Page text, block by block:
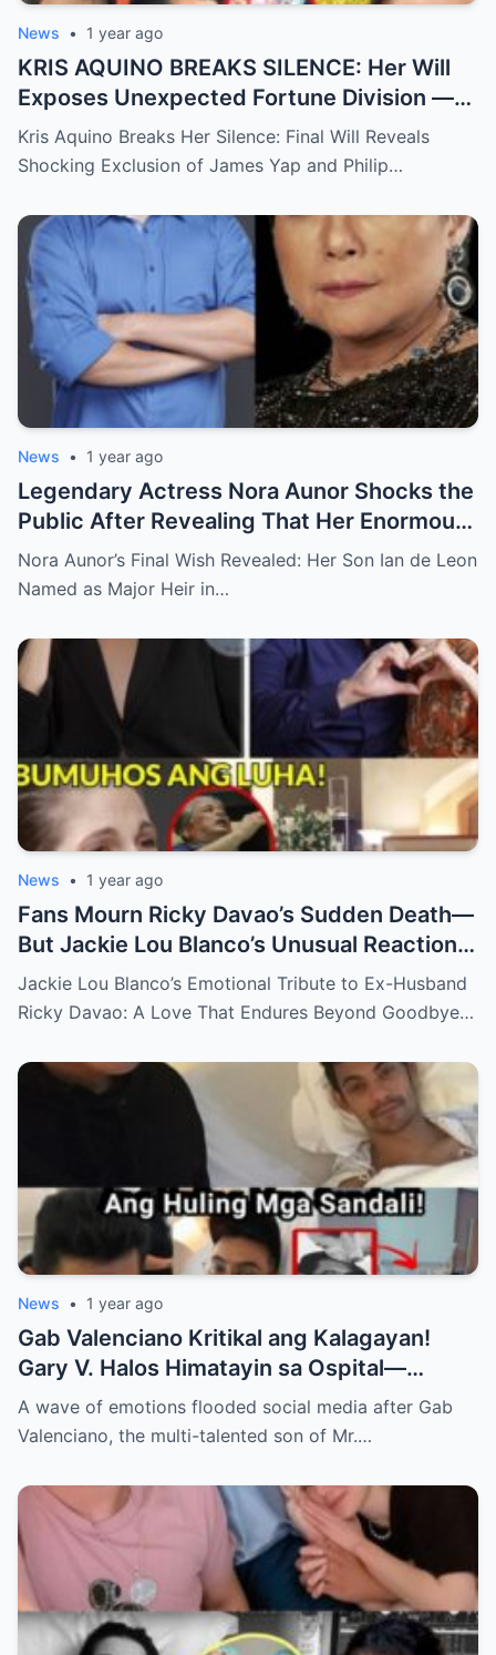
News • 1 year ago
KRIS AQUINO BREAKS SILENCE: Her Will
Exposes Unexpected Fortune Division —
What She Left for Ex-Lovers James Yap
and Philip Salvador Leaves the Public
Kris Aquino Breaks Her Silence: Final Will Reveals
Shocking Exclusion of James Yap and Philip…
News • 1 year ago
Legendary Actress Nora Aunor Shocks the
Public After Revealing That Her Enormous
Wealth Will Go Entirely to Ian de Leon —
Here’s the Heartbreaking Reason Behind
Nora Aunor’s Final Wish Revealed: Her Son Ian de Leon
Named as Major Heir in…
News • 1 year ago
Fans Mourn Ricky Davao’s Sudden Death—
But Jackie Lou Blanco’s Unusual Reaction
Sparks Even More Questions
Jackie Lou Blanco’s Emotional Tribute to Ex-Husband
Ricky Davao: A Love That Endures Beyond Goodbye…
News • 1 year ago
Gab Valenciano Kritikal ang Kalagayan!
Gary V. Halos Himatayin sa Ospital—
Nakakaiyak ang Panalangin ng Pamilya
Habang Nasa Bingit ng Kamatayan ang
A wave of emotions flooded social media after Gab
Valenciano, the multi-talented son of Mr.…